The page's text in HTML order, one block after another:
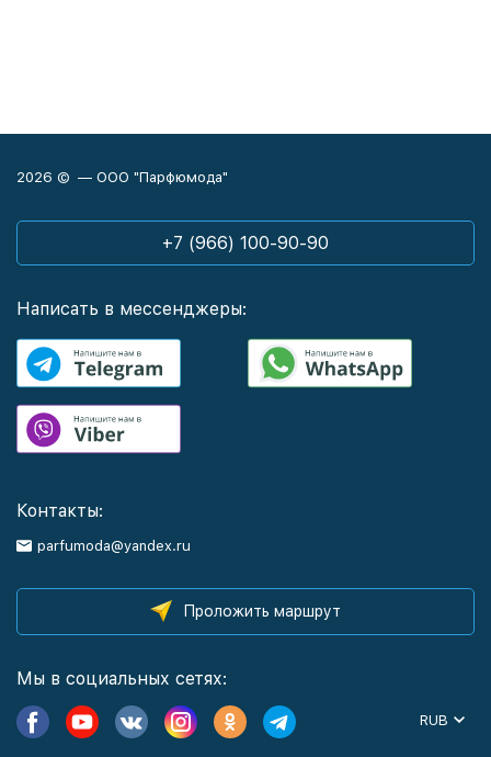
2026 © — ООО "Парфюмода"
+7 (966) 100-90-90
Написать в мессенджеры:
Контакты:
parfumoda@yandex.ru
Проложить маршрут
Мы в социальных сетях:
RUB